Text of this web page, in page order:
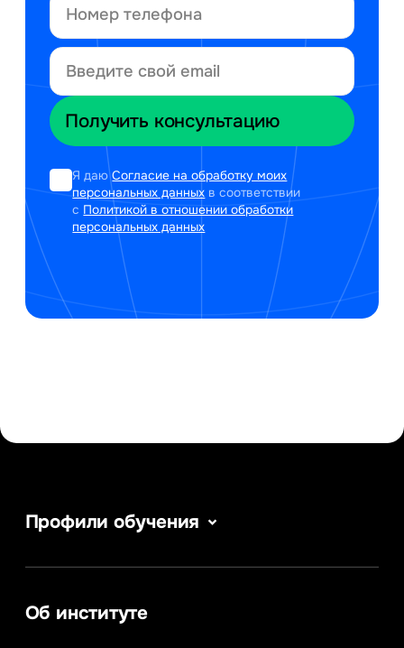
Я даюСогласие на обработку моих
персональных данных в соответствии
с Политикой в отношении обработки
персональных данных
Профили обучения
Информатика
аналитика
Управление в сфере коммерческой
Об институте